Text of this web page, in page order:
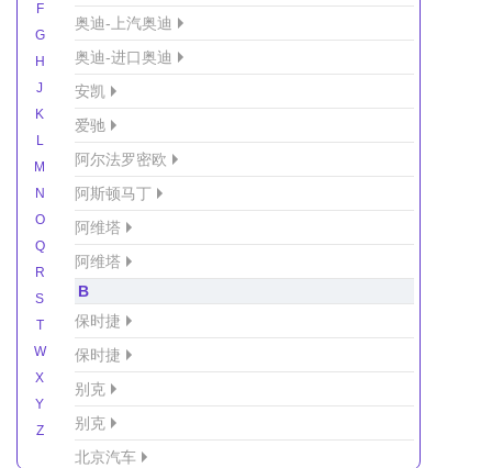
F
G
H
J
K
L
M
N
O
Q
R
S
T
W
X
Y
Z
奥迪-上汽奥迪
奥迪-进口奥迪
安凯
爱驰
阿尔法罗密欧
阿斯顿马丁
阿维塔
阿维塔
B
保时捷
保时捷
别克
别克
北京汽车